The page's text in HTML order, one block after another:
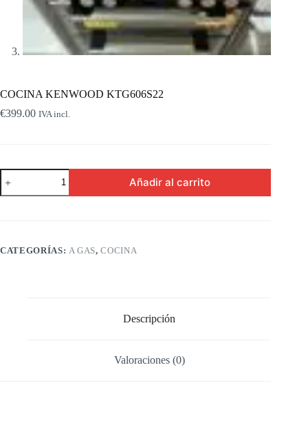
COCINA KENWOOD KTG606S22
€399.00 IVA incl.
COCINA
KENWOOD
KTG606S22
Añadir al carrito
CATEGORÍAS: A GAS,COCINA
Descripción
Valoraciones (0)